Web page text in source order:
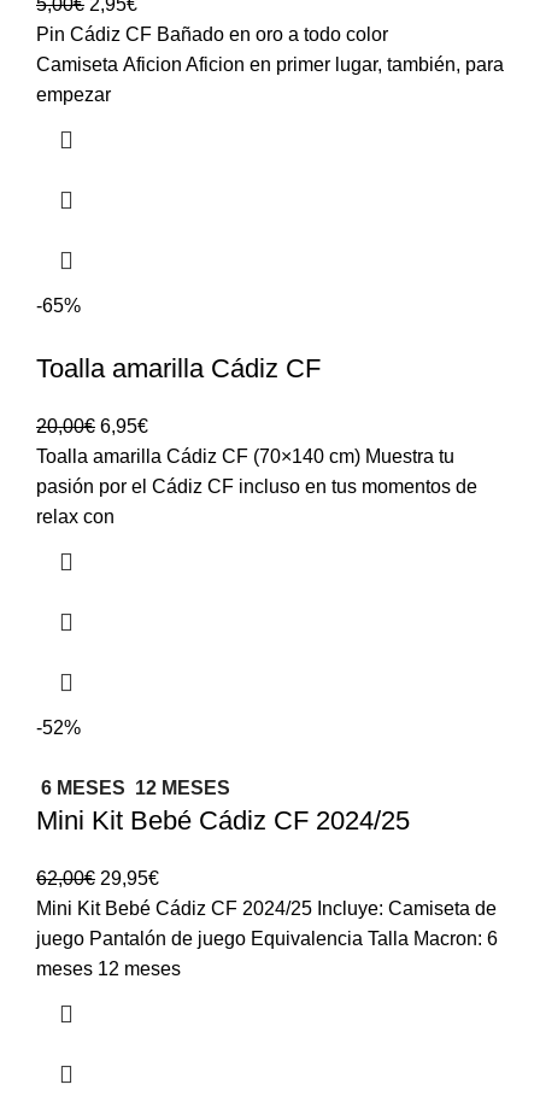
Pin Cádiz CF Bañado en oro a todo color
Camiseta Aficion Aficion en primer lugar, también, para
empezar
-65%
Toalla amarilla Cádiz CF
20,00€ 6,95€
Toalla amarilla Cádiz CF (70×140 cm) Muestra tu
pasión por el Cádiz CF incluso en tus momentos de
relax con
-52%
6 MESES 12 MESES
Mini Kit Bebé Cádiz CF 2024/25
62,00€ 29,95€
Mini Kit Bebé Cádiz CF 2024/25 Incluye: Camiseta de
juego Pantalón de juego Equivalencia Talla Macron: 6
meses 12 meses